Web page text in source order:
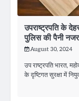
उपराष्ट्रपति के
पुलिस की पैनी नजर
August 30, 2024
उप राष्ट्रपति भारत,
के दृष्टिगत सुरक्षा में